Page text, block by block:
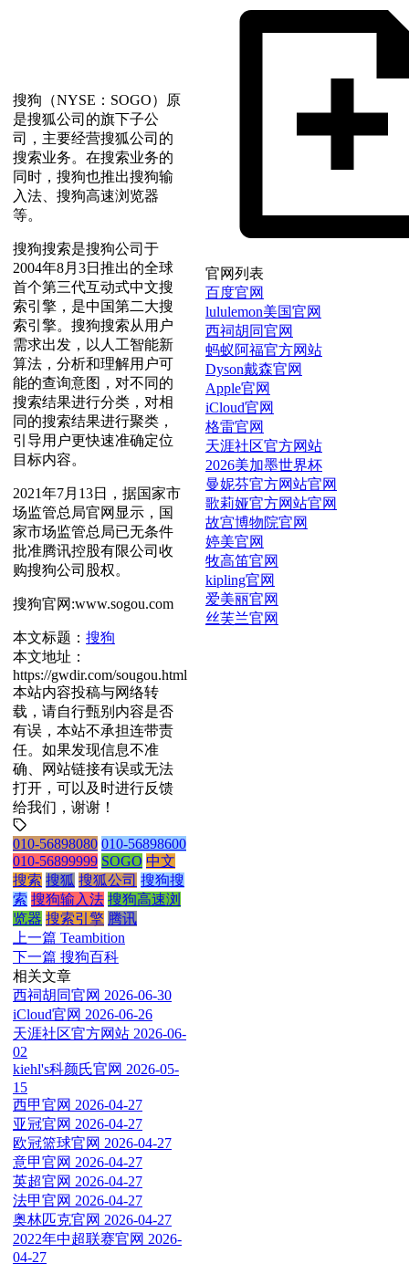
搜狗（NYSE：SOGO）原
是搜狐公司的旗下子公
司，主要经营搜狐公司的
搜索业务。在搜索业务的
同时，搜狗也推出搜狗输
入法、搜狗高速浏览器
等。
搜狗搜索是搜狗公司于
2004年8月3日推出的全球
首个第三代互动式中文搜
索引擎，是中国第二大搜
索引擎。搜狗搜索从用户
需求出发，以人工智能新
算法，分析和理解用户可
能的查询意图，对不同的
搜索结果进行分类，对相
同的搜索结果进行聚类，
引导用户更快速准确定位
目标内容。
2021年7月13日，据国家市
场监管总局官网显示，国
家市场监管总局已无条件
批准腾讯控股有限公司收
购搜狗公司股权。
搜狗官网:www.sogou.com
本文标题： 搜狗
本文地址：
https://gwdir.com/sougou.html
本站内容投稿与网络转
载，请自行甄别内容是否
有误，本站不承担连带责
任。如果发现信息不准
确、网站链接有误或无法
打开，可以及时进行反馈
给我们，谢谢！
010-56898080 010-56898600
010-56899999 SOGO 中文
搜索 搜狐 搜狐公司 搜狗搜
索 搜狗输入法 搜狗高速浏
览器 搜索引擎 腾讯
上一篇 Teambition
下一篇 搜狗百科
相关文章
西祠胡同官网 2026-06-30
iCloud官网 2026-06-26
天涯社区官方网站 2026-06-
02
kiehl's科颜氏官网 2026-05-
15
西甲官网 2026-04-27
亚冠官网 2026-04-27
欧冠篮球官网 2026-04-27
意甲官网 2026-04-27
英超官网 2026-04-27
法甲官网 2026-04-27
奥林匹克官网 2026-04-27
2022年中超联赛官网 2026-
04-27
官网列表
百度官网
lululemon美国官网
西祠胡同官网
蚂蚁阿福官方网站
Dyson戴森官网
Apple官网
iCloud官网
格雷官网
天涯社区官方网站
2026美加墨世界杯
曼妮芬官方网站官网
歌莉娅官方网站官网
故宫博物院官网
婷美官网
牧高笛官网
kipling官网
爱美丽官网
丝芙兰官网